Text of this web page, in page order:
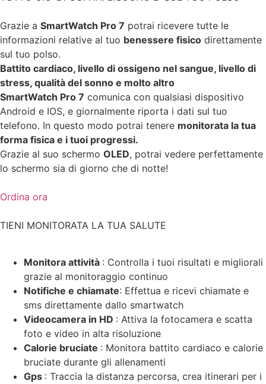
Grazie a SmartWatch Pro 7 potrai ricevere tutte le
informazioni relative al tuo benessere fisico direttamente
sul tuo polso.
Battito cardiaco, livello di ossigeno nel sangue, livello di
stress, qualità del sonno e molto altro
SmartWatch Pro 7 comunica con qualsiasi dispositivo
Android e IOS, e giornalmente riporta i dati sul tuo
telefono. In questo modo potrai tenere monitorata la tua
forma fisica e i tuoi progressi.
Grazie al suo schermo OLED, potrai vedere perfettamente
lo schermo sia di giorno che di notte!
Ordina ora
TIENI MONITORATA LA TUA SALUTE
Monitora attività : Controlla i tuoi risultati e migliorali
grazie al monitoraggio continuo
Notifiche e chiamate: Effettua e ricevi chiamate e
sms direttamente dallo smartwatch
Videocamera in HD : Attiva la fotocamera e scatta
foto e video in alta risoluzione
Calorie bruciate : Monitora battito cardiaco e calorie
bruciate durante gli allenamenti
Gps : Traccia la distanza percorsa, crea itinerari per i